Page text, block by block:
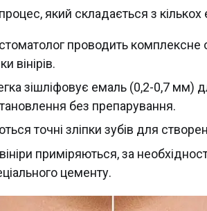
який складається з кількох
стоматолог проводить комплексне
вінірів.
зішліфовує емаль (0,2-0,7 мм)
без препарування.
точні зліпки зубів для
вініри приміряються, за
цементу.